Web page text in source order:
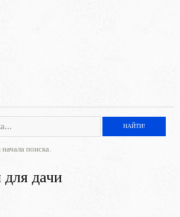
поиска.
дачи